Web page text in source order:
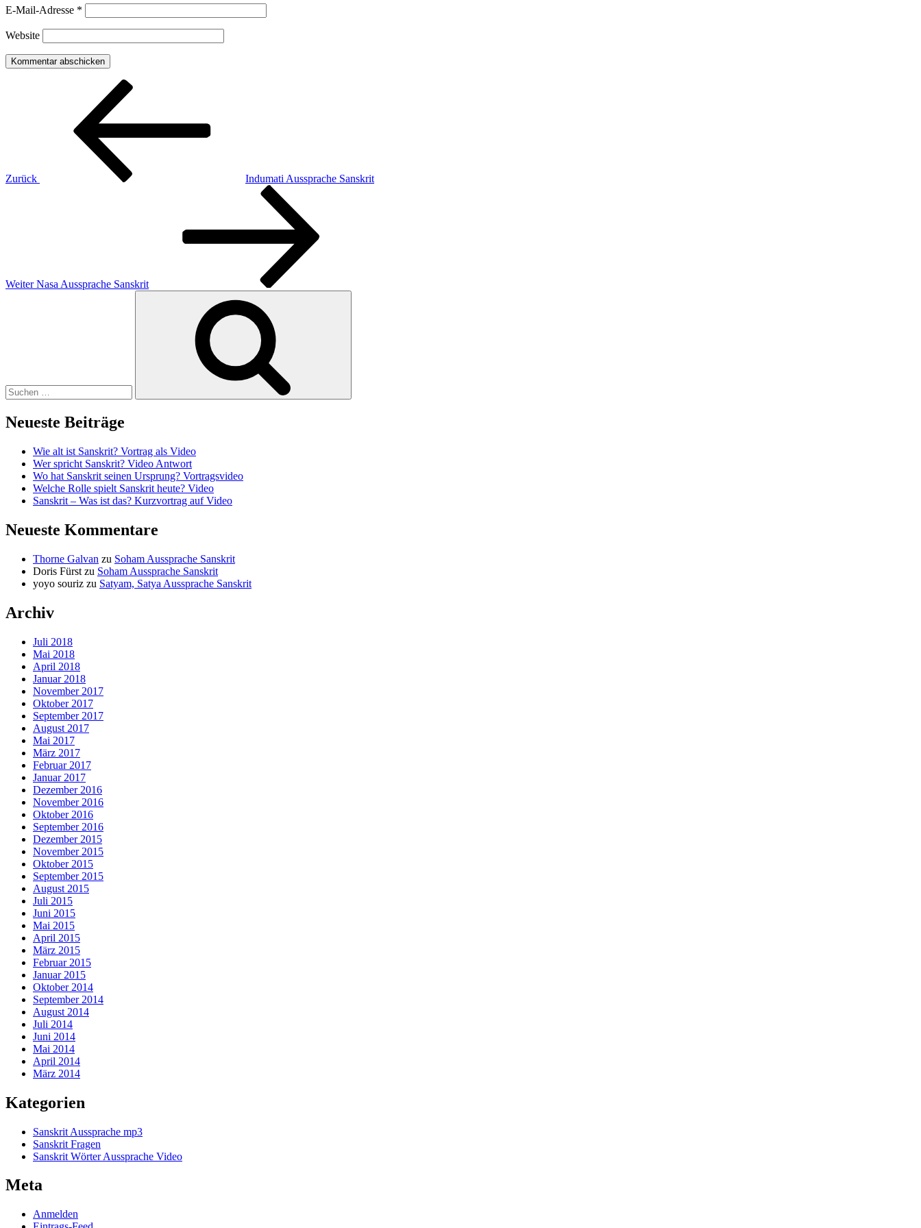
E-Mail-Adresse *
Website
Beitragsnavigation
Zurück
Indumati Aussprache Sanskrit
Weiter Nasa Aussprache Sanskrit
Neueste Beiträge
Wie alt ist Sanskrit? Vortrag als Video
Wer spricht Sanskrit? Video Antwort
Wo hat Sanskrit seinen Ursprung? Vortragsvideo
Welche Rolle spielt Sanskrit heute? Video
Sanskrit – Was ist das? Kurzvortrag auf Video
Neueste Kommentare
Thorne Galvan zu Soham Aussprache Sanskrit
Doris Fürst zu Soham Aussprache Sanskrit
yoyo souriz zu Satyam, Satya Aussprache Sanskrit
Archiv
Juli 2018
Mai 2018
April 2018
Januar 2018
November 2017
Oktober 2017
September 2017
August 2017
Mai 2017
März 2017
Februar 2017
Januar 2017
Dezember 2016
November 2016
Oktober 2016
September 2016
Dezember 2015
November 2015
Oktober 2015
September 2015
August 2015
Juli 2015
Juni 2015
Mai 2015
April 2015
März 2015
Februar 2015
Januar 2015
Oktober 2014
September 2014
August 2014
Juli 2014
Juni 2014
Mai 2014
April 2014
März 2014
Kategorien
Sanskrit Aussprache mp3
Sanskrit Fragen
Sanskrit Wörter Aussprache Video
Meta
Anmelden